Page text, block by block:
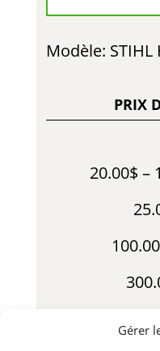
Gérer
Modèle: STIHL
PRIX
20.00$ –